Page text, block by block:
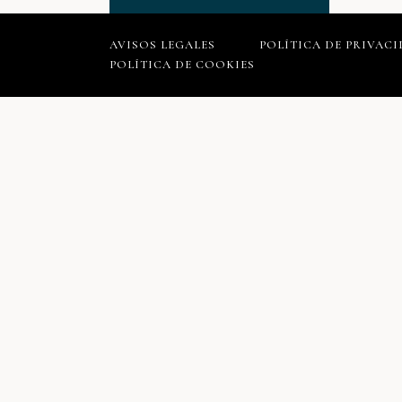
AVISOS LEGALES
POLÍTICA DE
POLÍTICA DE COOKIES